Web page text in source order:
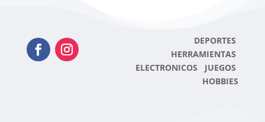
DEPORTES
HERRAMIENTAS
ELECTRONICOS JUEGOS
HOBBIES